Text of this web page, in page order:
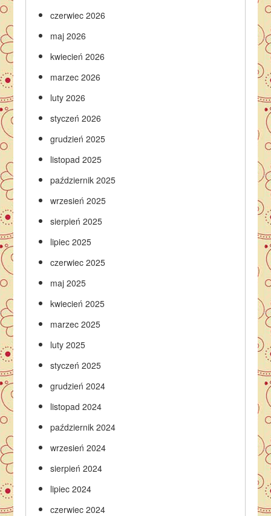
czerwiec 2026
maj 2026
kwiecień 2026
marzec 2026
luty 2026
styczeń 2026
grudzień 2025
listopad 2025
październik 2025
wrzesień 2025
sierpień 2025
lipiec 2025
czerwiec 2025
maj 2025
kwiecień 2025
marzec 2025
luty 2025
styczeń 2025
grudzień 2024
listopad 2024
październik 2024
wrzesień 2024
sierpień 2024
lipiec 2024
czerwiec 2024